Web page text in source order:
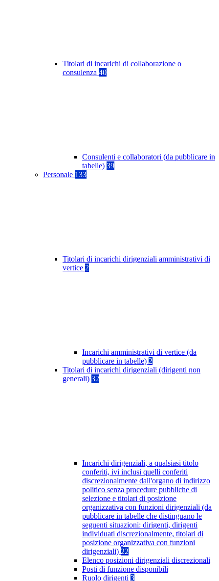
Titolari di incarichi di collaborazione o
consulenza 40
Consulenti e collaboratori (da pubblicare in
tabelle) 39
Personale 133
Titolari di incarichi dirigenziali amministrativi di
vertice 2
Incarichi amministrativi di vertice (da
pubblicare in tabelle) 2
Titolari di incarichi dirigenziali (dirigenti non
generali) 32
Incarichi dirigenziali, a qualsiasi titolo
conferiti, ivi inclusi quelli conferiti
discrezionalmente dall'organo di indirizzo
politico senza procedure pubbliche di
selezione e titolari di posizione
organizzativa con funzioni dirigenziali (da
pubblicare in tabelle che distinguano le
seguenti situazioni: dirigenti, dirigenti
individuati discrezionalmente, titolari di
posizione organizzativa con funzioni
dirigenziali) 22
Elenco posizioni dirigenziali discrezionali
Posti di funzione disponibili
Ruolo dirigenti 3